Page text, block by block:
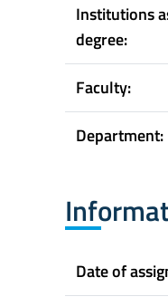
Institutions
degree:
Faculty:
Department:
Date of